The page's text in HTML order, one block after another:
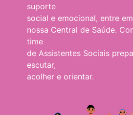
suporte
social e emocional, entre
nossa Central de Saúde.
time
de Assistentes Sociais
escutar,
acolher e orientar.